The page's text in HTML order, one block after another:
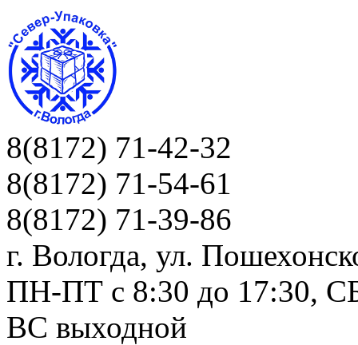
8(8172) 71-42-32
8(8172) 71-54-61
8(8172) 71-39-86
г. Вологда, ул.
ПН-ПТ c 8:30 до 17:30,
ВС выходной